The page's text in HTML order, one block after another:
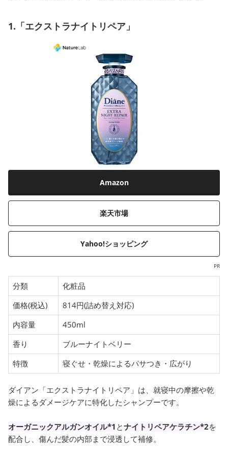
1.「エクストラナイトリペア」
Amazon
楽天市場
Yahoo!ショッピング
PR
分類
化粧品
価格(税込)
814円(詰め替え対応)
内容量
450ml
香り
ブルーナイトベリー
特徴
寝ぐせ・乾燥によるパサつき・広がり
ダイアン「エクストラナイトリペア」は、就寝中の摩擦や乾
燥によるダメージケアに特化したシャンプーです。
オーガニックアルガンオイル*1 とナイトリペアケラチン*2を
配合し、傷んだ髪の内部まで浸透して補修。